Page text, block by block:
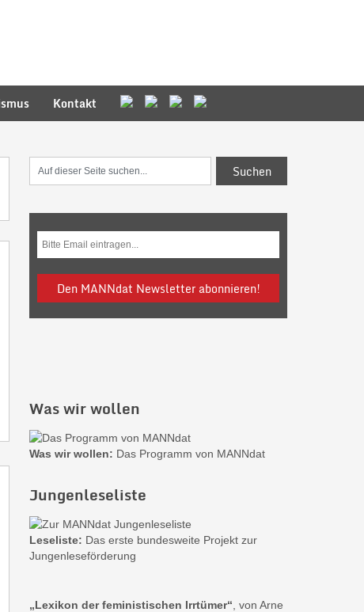
Kontakt
Was wir wollen
Was wir wollen: Das Programm von MANNdat
Jungenleseliste
Leseliste: Das erste bundesweite Projekt zur
Jungenleseförderung
„Lexikon der feministischen Irrtümer“ , von Arne